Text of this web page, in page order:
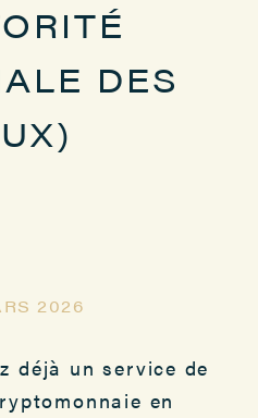
DES
2026
déjà un service de
en